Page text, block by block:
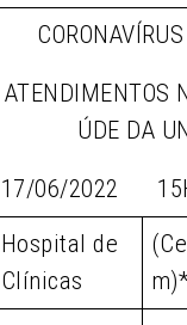
ATENDIMENTOS
ÚDE DA
17/06/2022
Hospital de
Clínicas